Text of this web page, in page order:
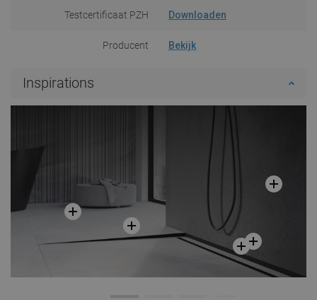
Testcertificaat PZH Downloaden
Producent Bekijk
Inspirations